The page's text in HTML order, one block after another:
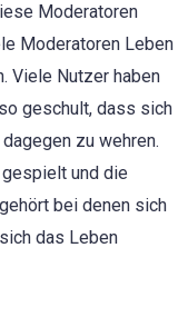
Moderatoren
Moderatoren Leben
Viele Nutzer haben
geschult, dass sich
zu wehren.
und die
bei denen sich
das Leben